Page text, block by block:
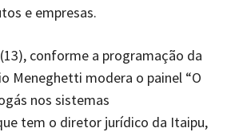
e empresas.
conforme a programação da
Meneghetti modera o painel “O
nos sistemas
tem o diretor jurídico da Itaipu,